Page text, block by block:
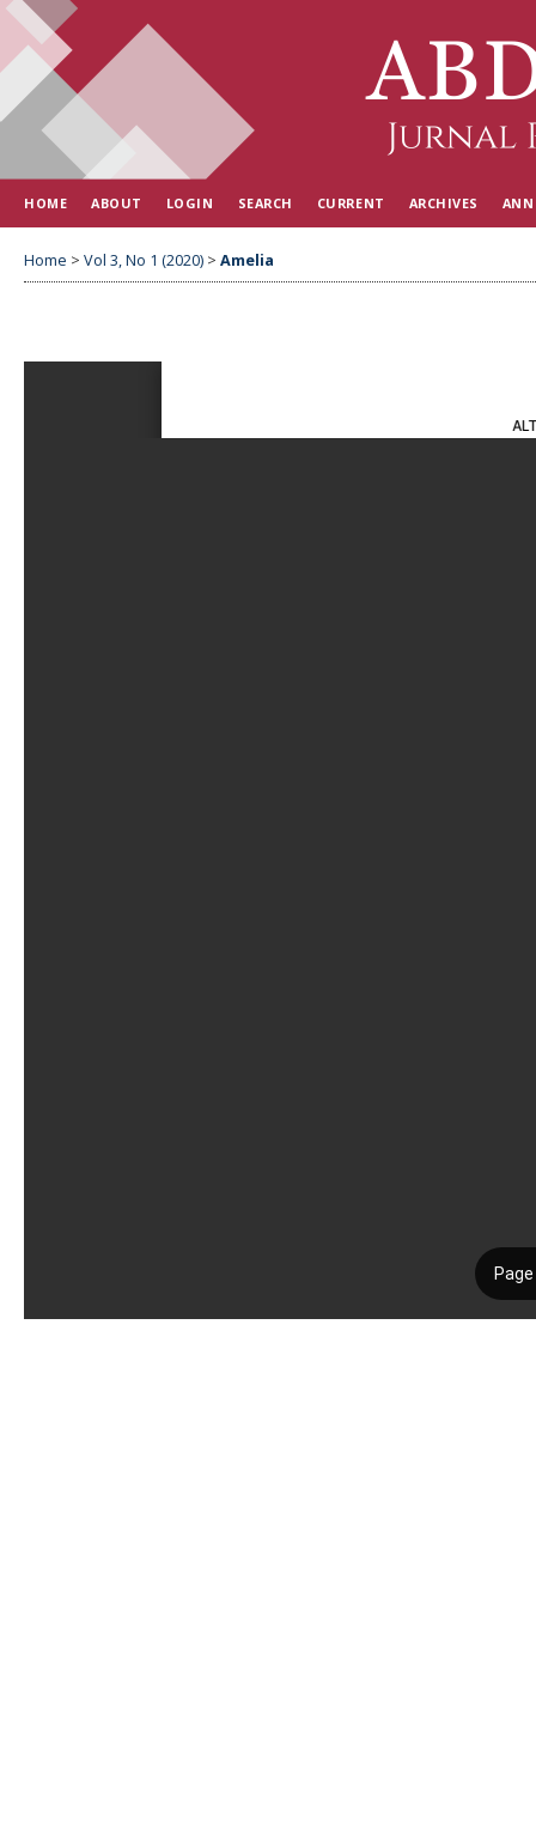
HOME ABOUT LOGIN SEARCH CURRENT ARCHIVES
Home > Vol 3, No 1 (2020) > Amelia